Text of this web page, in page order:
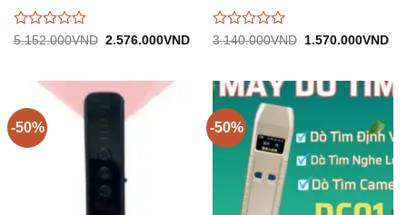
Được
5
5.152.000VND Giá
2.576.000VNDGiá
Được
0
trên
5
3.140.000VND
Giá
1.570.000VNDGiá
-50% -50%